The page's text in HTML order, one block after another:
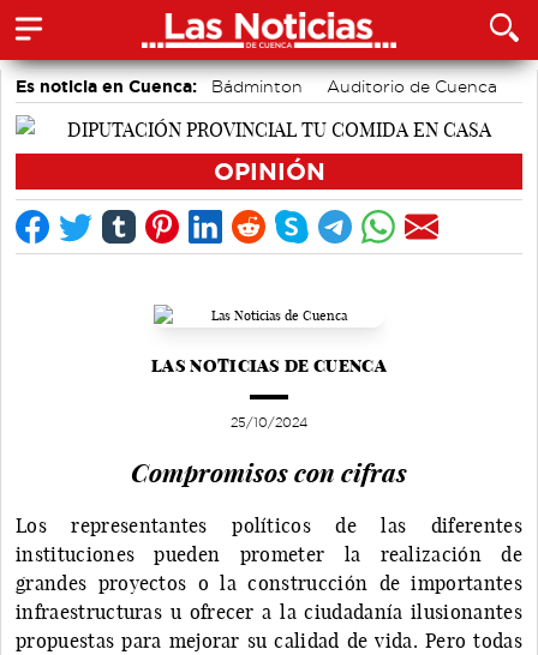
Es noticia en Cuenca: Bádminton
Auditorio de Cuenca
Área de Deportes
OPINIÓN
LAS NOTICIAS DE CUENCA
25/10/2024
Compromisos con cifras
Los representantes políticos de las diferentes
instituciones pueden prometer la realización de
grandes proyectos o la construcción de importantes
infraestructuras u ofrecer a la ciudadanía ilusionantes
propuestas para mejorar su calidad de vida. Pero todas